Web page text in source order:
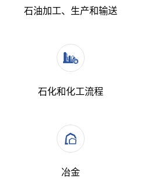
石油加工、生产和输送
石化和化工流程
冶金